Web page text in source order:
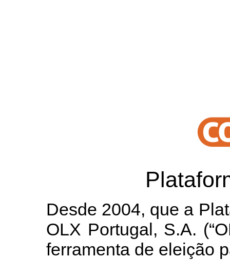
Desde 2004, que a
OLX Portugal, S.A.
ferramenta de eleição